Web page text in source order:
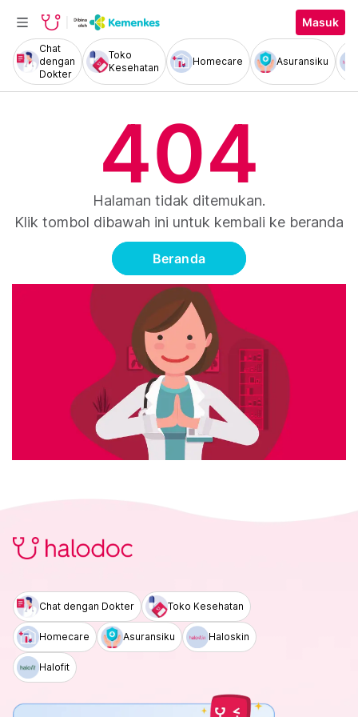
Masuk
Chat
dengan
Dokter
Toko
Kesehatan
Homecare Asuransiku
404
Halaman tidak ditemukan.
Klik tombol dibawah ini untuk kembali ke beranda
Beranda
Chat dengan Dokter Toko Kesehatan
Homecare Asuransiku Haloskin
Halofit